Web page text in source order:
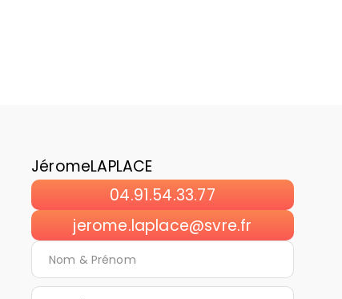
JéromeLAPLACE
04.91.54.33.77
jerome.laplace@svre.fr